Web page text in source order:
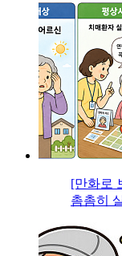
[만화로
촘촘히